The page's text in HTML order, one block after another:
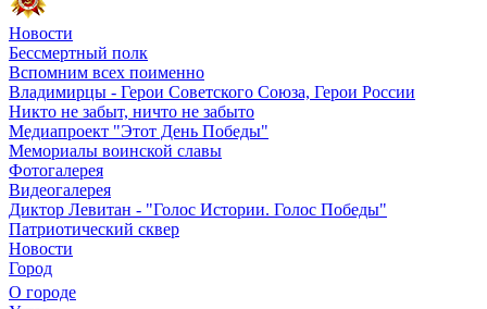
Новости
Бессмертный полк
Вспомним всех поименно
Владимирцы - Герои Советского Союза, Герои России
Никто не забыт, ничто не забыто
Медиапроект "Этот День Победы"
Мемориалы воинской славы
Фотогалерея
Видеогалерея
Диктор Левитан - "Голос Истории. Голос Победы"
Патриотический сквер
Новости
Город
О городе